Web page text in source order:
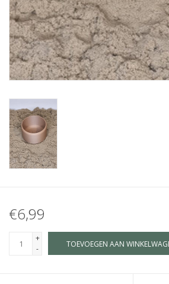
boeken
SALE
Blogs
Merken
€6,99
+
-
TOEVOEGEN AAN